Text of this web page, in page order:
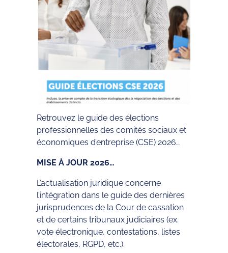
Retrouvez le guide des élections
professionnelles des comités sociaux et
économiques d’entreprise (CSE) 2026…
MISE À JOUR 2026…
L’actualisation juridique concerne
l’intégration dans le guide des dernières
jurisprudences de la Cour de cassation
et de certains tribunaux judiciaires (ex.
vote électronique, contestations, listes
électorales, RGPD, etc.).